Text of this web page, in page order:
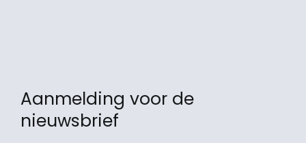
Aanmelding voor de
nieuwsbrief